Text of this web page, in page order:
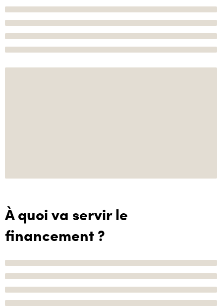
À quoi va servir le
financement ?